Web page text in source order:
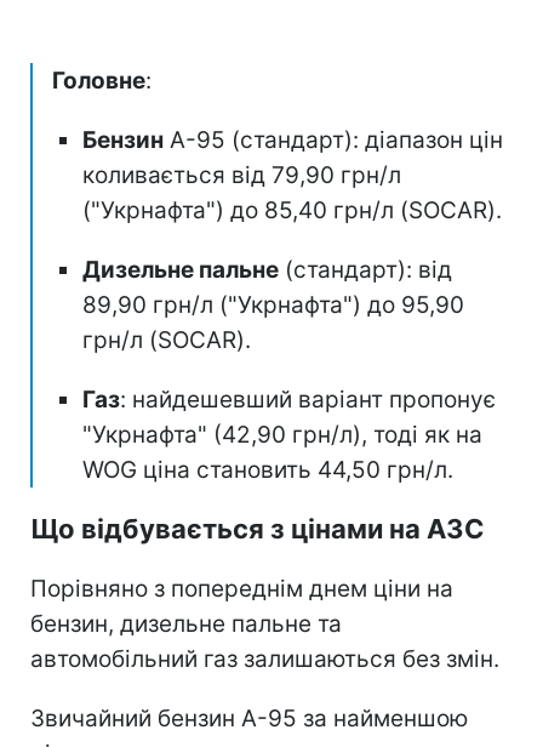
Головне:
Бензин А-95 (стандарт): діапазон цін
коливається від 79,90 грн/л
("Укрнафта") до 85,40 грн/л (SOCAR).
Дизельне пальне (стандарт): від
89,90 грн/л ("Укрнафта") до 95,90
грн/л (SOCAR).
Газ: найдешевший варіант пропонує
"Укрнафта" (42,90 грн/л), тоді як на
WOG ціна становить 44,50 грн/л.
Що відбувається з цінами на АЗС
Порівняно з попереднім днем ціни на
бензин, дизельне пальне та
автомобільний газ залишаються без змін.
Звичайний бензин А-95 за найменшою